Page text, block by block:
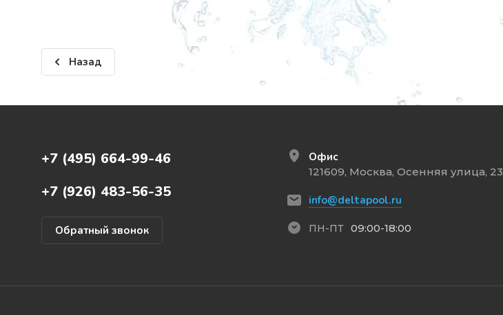
Назад
+7 (495) 664-99-46
+7 (926) 483-56-35
Обратный звонок
Офис
121609, Москва, Осенняя улица, 23
info@deltapool.ru
ПН-ПТ 09:00-18:00